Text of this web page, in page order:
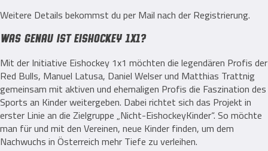
Weitere Details bekommst du per Mail nach der Registrierung.
Was genau ist Eishockey 1x1?
Mit der Initiative Eishockey 1x1 möchten die legendären Profis der
Red Bulls, Manuel Latusa, Daniel Welser und Matthias Trattnig
gemeinsam mit aktiven und ehemaligen Profis die Faszination des
Sports an Kinder weitergeben. Dabei richtet sich das Projekt in
erster Linie an die Zielgruppe „Nicht-EishockeyKinder“. So möchte
man für und mit den Vereinen, neue Kinder finden, um dem
Nachwuchs in Österreich mehr Tiefe zu verleihen.